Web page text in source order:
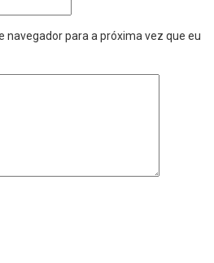
navegador para a próxima vez que eu